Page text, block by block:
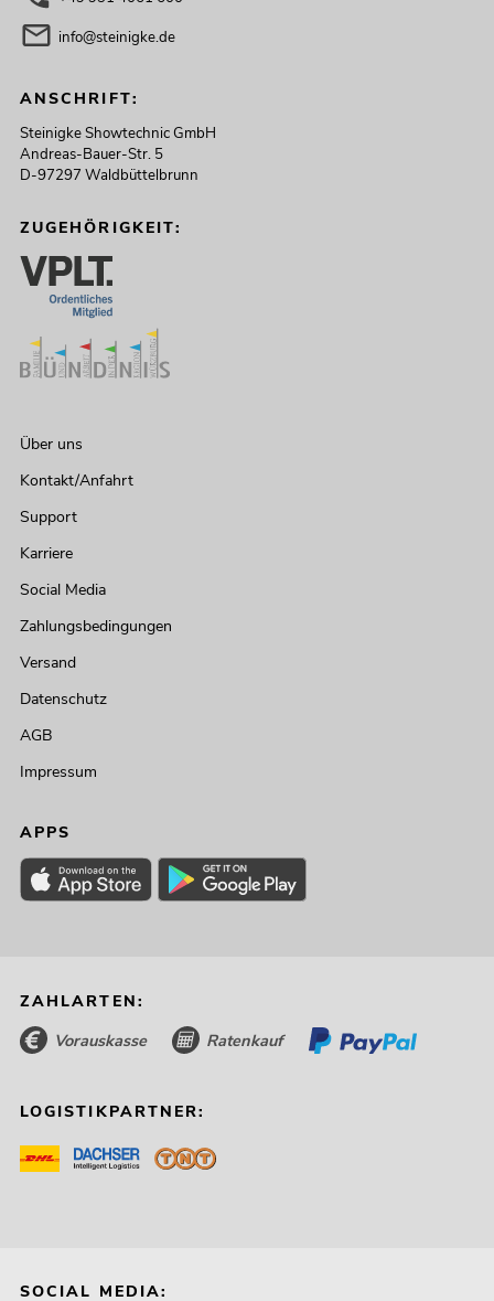
info@steinigke.de
ANSCHRIFT:
Steinigke Showtechnic GmbH
Andreas-Bauer-Str. 5
D-97297 Waldbüttelbrunn
ZUGEHÖRIGKEIT:
Über uns
Kontakt/Anfahrt
Support
Karriere
Social Media
Zahlungsbedingungen
Versand
Datenschutz
AGB
Impressum
APPS
ZAHLARTEN:
Vorauskasse Ratenkauf
LOGISTIKPARTNER:
SOCIAL MEDIA: